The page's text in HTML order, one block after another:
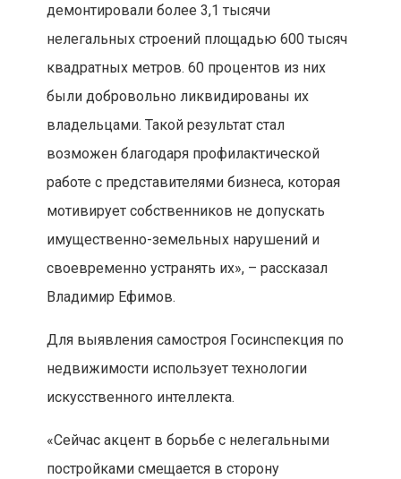
демонтировали более 3,1 тысячи
нелегальных строений площадью 600 тысяч
квадратных метров. 60 процентов из них
были добровольно ликвидированы их
владельцами. Такой результат стал
возможен благодаря профилактической
работе с представителями бизнеса, которая
мотивирует собственников не допускать
имущественно-земельных нарушений и
своевременно устранять их», – рассказал
Владимир Ефимов.
Для выявления самостроя Госинспекция по
недвижимости использует технологии
искусственного интеллекта.
«Сейчас акцент в борьбе с нелегальными
постройками смещается в сторону